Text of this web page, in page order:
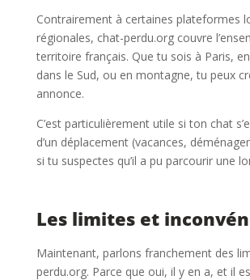
Contrairement à certaines plateformes
régionales, chat-perdu.org couvre
territoire français. Que tu sois à Paris,
dans le Sud, ou en montagne, tu peux
annonce.
C’est particulièrement utile si ton chat
d’un déplacement (vacances,
si tu suspectes qu’il a pu parcourir une
Les limites et
Maintenant, parlons franchement des
perdu.org. Parce que oui, il y en a, et il